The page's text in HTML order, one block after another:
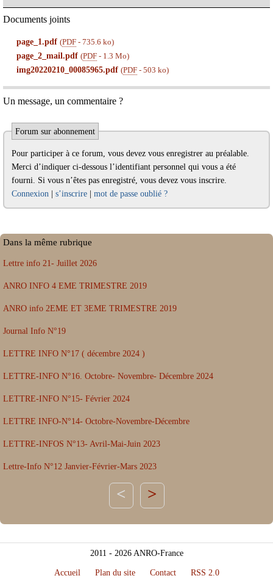
Documents joints
page_1.pdf (PDF- 735.6 ko)
page_2_mail.pdf (PDF- 1.3 Mo)
img20220210_00085965.pdf (PDF- 503 ko)
Un message, un commentaire ?
Forum sur abonnement
Pour participer à ce forum, vous devez vous enregistrer au préalable.
Merci d’indiquer ci-dessous l’identifiant personnel qui vous a été
fourni. Si vous n’êtes pas enregistré, vous devez vous inscrire.
Connexion | s’inscrire | mot de passe oublié ?
Dans la même rubrique
Lettre info 21- Juillet 2026
ANRO INFO 4 EME TRIMESTRE 2019
ANRO info 2EME ET 3EME TRIMESTRE 2019
Journal Info N°19
LETTRE INFO N°17 ( décembre 2024 )
LETTRE-INFO N°16. Octobre- Novembre- Décembre 2024
LETTRE-INFO N°15- Février 2024
LETTRE INFO-N°14- Octobre-Novembre-Décembre
LETTRE-INFOS N°13- Avril-Mai-Juin 2023
Lettre-Info N°12 Janvier-Février-Mars 2023
>
2011 - 2026 ANRO-France
Accueil
Plan du site Contact RSS 2.0